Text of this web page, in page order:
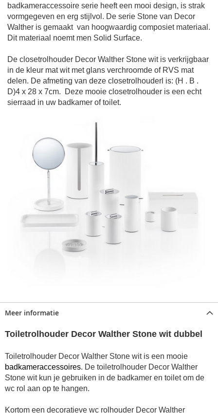
badkameraccessoire serie heeft een mooi design, is strak
vormgegeven en erg stijlvol. De serie Stone van Decor
Walther is gemaakt van hoogwaardig composiet materiaal.
Dit materiaal noemt men Solid Surface.
De closetrolhouder Decor Walther Stone witis verkrijgbaar
in de kleur mat wit met glans verchroomde of RVS mat
delen. De afmeting van deze closetrolhouder is: (H . B .
D)4 x 28 x 7cm. Deze mooie closetrolhouder is een echt
sierraad in uw badkamer of toilet.
Meer informatie
Toiletrolhouder Decor Walther Stone wit dubbel
Toiletrolhouder Decor Walther Stone wit is een mooie
badkameraccessoires. De toiletrolhouder Decor Walther
Stone witkun je gebruiken in de badkamer en toilet om de
wc rol aan op te hangen.
Kortom een decoratieve wc rolhouder Decor Walther